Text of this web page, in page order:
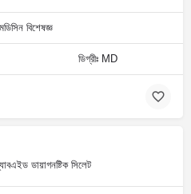
বিশেষজ্ঞ
ডিগ্রীঃ MD
ডায়াগনষ্টিক সিলেট